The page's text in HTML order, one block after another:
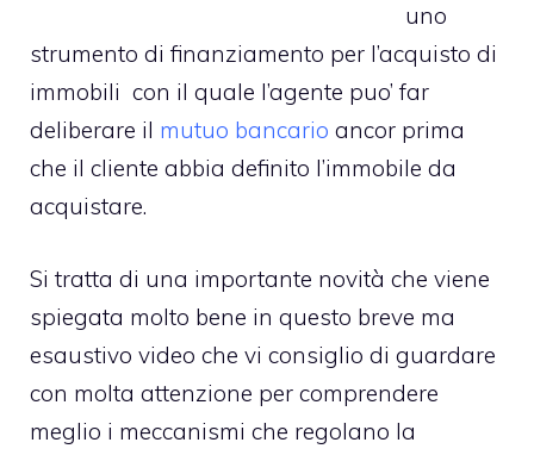
uno
strumento di finanziamento per l’acquisto di
immobili con il quale l’agente puo’ far
deliberare il mutuo bancario ancor prima
che il cliente abbia definito l’immobile da
acquistare.
Si tratta di una importante novità che viene
spiegata molto bene in questo breve ma
esaustivo video che vi consiglio di guardare
con molta attenzione per comprendere
meglio i meccanismi che regolano la